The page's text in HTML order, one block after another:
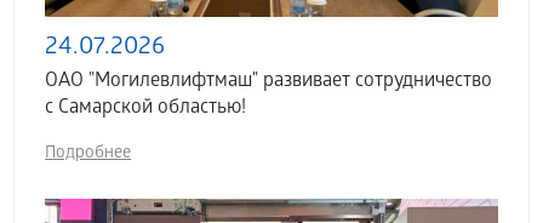
24.07.2026
ОАО "Могилевлифтмаш" развивает сотрудничество
с Самарской областью!
Подробнее